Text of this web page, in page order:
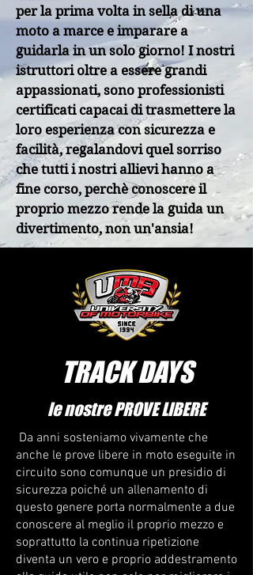
per la prima volta in sella di una
moto a marce e imparare a
guidarla in un solo giorno! I nostri
istruttori oltre a essere grandi
appassionati, sono professionisti
certificati capacai di trasmettere la
loro esperienza con sicurezza e
facilità, regalandovi quel sorriso
che tutti i nostri allievi hanno a
fine corso, perchè conoscere il
proprio mezzo rende la guida un
divertimento, non un'ansia!
TRACK DAYS
le nostre PROVE LIBERE
​ Da anni sosteniamo vivamente che
anche le prove libere in moto eseguite in
circuito sono comunque un presidio di
sicurezza poiché un allenamento di
questo genere porta normalmente a due
conoscere al meglio il proprio mezzo e
soprattutto la continua ripetizione
diventa un vero e proprio addestramento